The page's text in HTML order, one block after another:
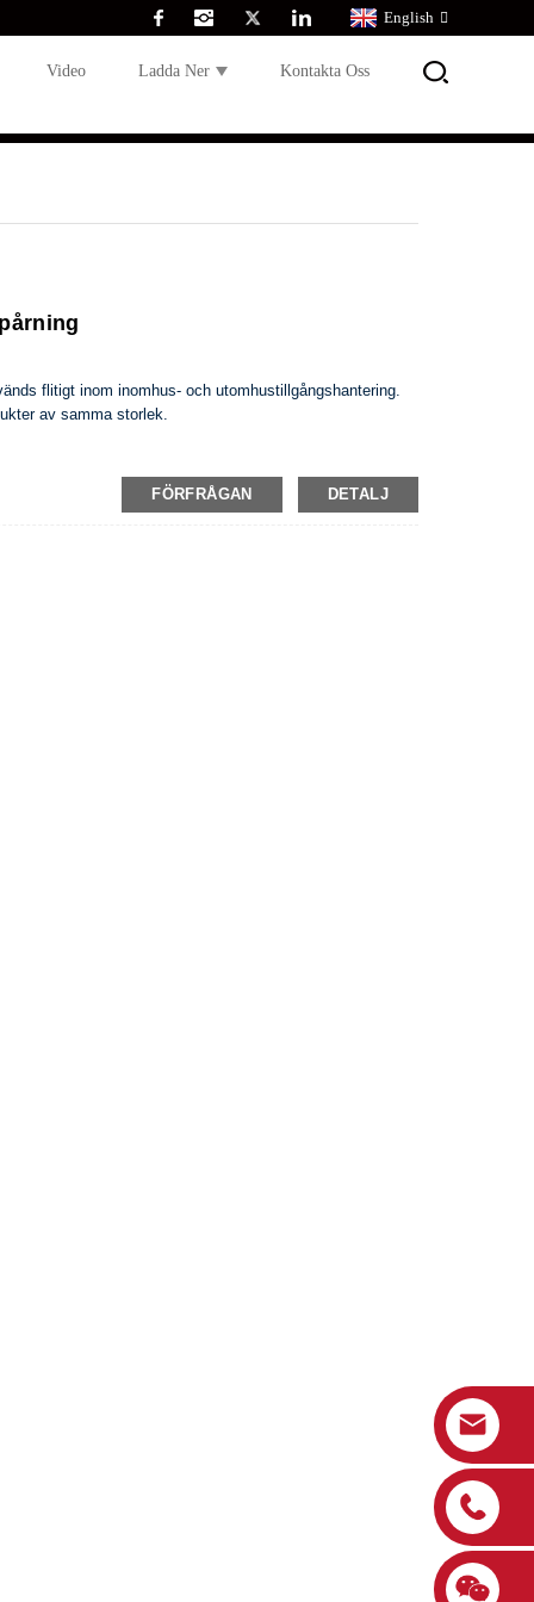
English
Video Ladda Ner Kontakta Oss
flitigt inom inomhus- och utomhustillgångshantering.
av samma storlek.
FÖRFRÅGAN DETALJ